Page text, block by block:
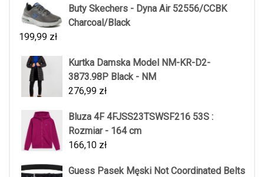
Buty Skechers - Dyna Air 52556/CCBK
Charcoal/Black
199,99 zł
Kurtka Damska Model NM-KR-D2-
3873.98P Black - NM
276,99 zł
Bluza 4F 4FJSS23TSWSF216 53S :
Rozmiar - 164 cm
166,10 zł
Guess Pasek Męski Not Coordinated Belts